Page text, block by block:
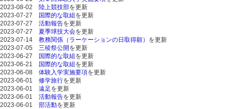
2023-08-02 陸上競技部を更新
2023-07-27
国際的な取組 を更新
2023-07-27 活動報告を更新
2023-07-27 夏季球技大会を更新
2023-07-14 教務関係（ラーケーションの日取得願） を更新
2023-07-05 三稜祭公開を更新
2023-06-27
国際的な取組 を更新
2023-06-21
国際的な取組 を更新
2023-06-08 体験入学実施要項を更新
2023-06-01 修学旅行を更新
2023-06-01 遠足 を更新
2023-06-01 活動報告を更新
2023-06-01 部活動を更新